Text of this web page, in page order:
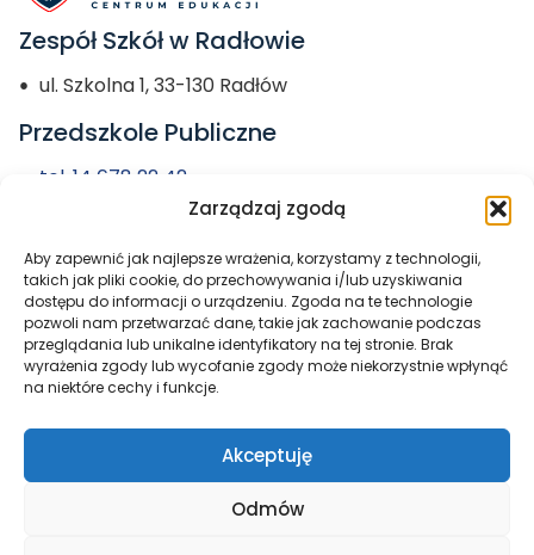
Zarządzaj zgodą
Aby zapewnić jak najlepsze wrażenia, korzystamy z technologii,
takich jak pliki cookie, do przechowywania i/lub uzyskiwania
dostępu do informacji o urządzeniu. Zgoda na te technologie
pozwoli nam przetwarzać dane, takie jak zachowanie podczas
przeglądania lub unikalne identyfikatory na tej stronie. Brak
wyrażenia zgody lub wycofanie zgody może niekorzystnie wpłynąć
na niektóre cechy i funkcje.
Akceptuję
Odmów
Zespół Szkół w Radłowie
ul. Szkolna 1, 33-130 Radłów
Przedszkole Publiczne
tel. 14 678 22 42
przedszkole@zs-radlow.pl
Miasto i Gmina
Radłów